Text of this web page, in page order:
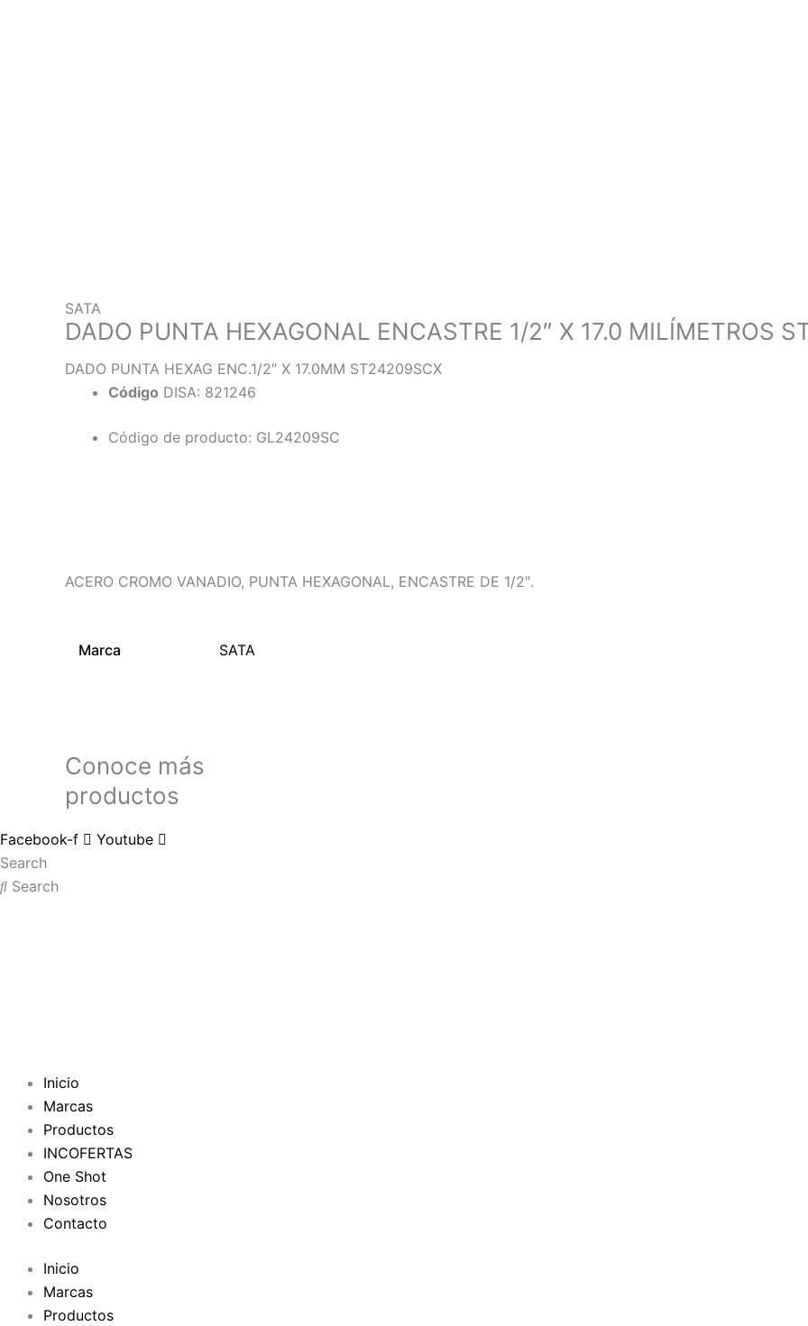
SATA
DADO PUNTA HEXAGONAL ENCASTRE 1/2″ X 17.0 MILÍMETROS
DADO PUNTA HEXAG ENC.1/2″ X 17.0MM ST24209SCX
Código DISA: 821246
Código de producto: GL24209SC
ACERO CROMO VANADIO, PUNTA HEXAGONAL, ENCASTRE DE 1/2″.
Marca SATA
Conoce más
productos
Facebook-f
Youtube
Search
Search
Inicio
Marcas
Productos
INCOFERTAS
One Shot
Nosotros
Contacto
Inicio
Marcas
Productos